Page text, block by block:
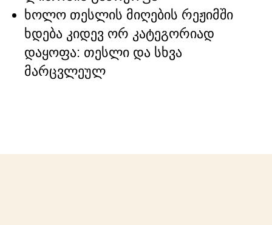
ხოლო თესლის მიღების რეჟიმში
ხდება კიდევ ორ კატეგორიად
დაყოფა: თესლი და სხვა
მარცვლეულ